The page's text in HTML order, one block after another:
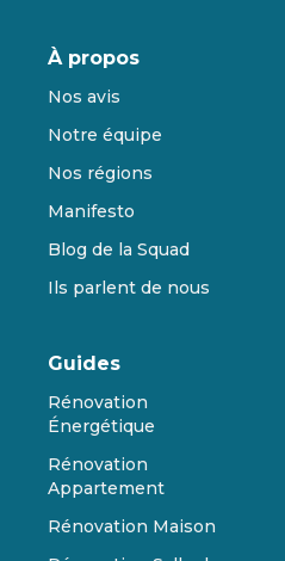
À propos
Nos avis
Notre équipe
Nos régions
Manifesto
Blog de la Squad
Ils parlent de nous
Guides
Rénovation
Énergétique
Rénovation
Appartement
Rénovation Maison